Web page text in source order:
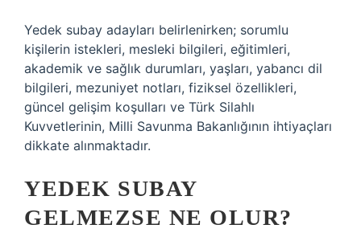
Yedek subay adayları belirlenirken; sorumlu
kişilerin istekleri, mesleki bilgileri, eğitimleri,
akademik ve sağlık durumları, yaşları, yabancı dil
bilgileri, mezuniyet notları, fiziksel özellikleri,
güncel gelişim koşulları ve Türk Silahlı
Kuvvetlerinin, Milli Savunma Bakanlığının ihtiyaçları
dikkate alınmaktadır.
YEDEK SUBAY
GELMEZSE NE OLUR?